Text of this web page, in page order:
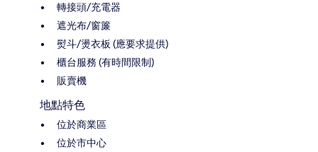
轉接頭/充電器
遮光布/窗簾
熨斗/燙衣板 (應要求提供)
櫃台服務 (有時間限制)
販賣機
地點特色
位於商業區
位於市中心